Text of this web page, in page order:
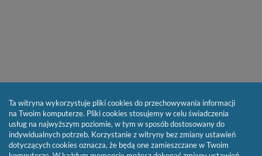
Ta witryna wykorzystuje pliki cookies do przechowywania informacji
na Twoim komputerze. Pliki cookies stosujemy w celu świadczenia
usług na najwyższym poziomie, w tym w sposób dostosowany do
indywidualnych potrzeb. Korzystanie z witryny bez zmiany ustawień
dotyczących cookies oznacza, że będą one zamieszczane w Twoim